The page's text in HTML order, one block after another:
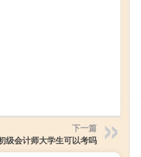
下一篇
级会计师大学生可以考吗